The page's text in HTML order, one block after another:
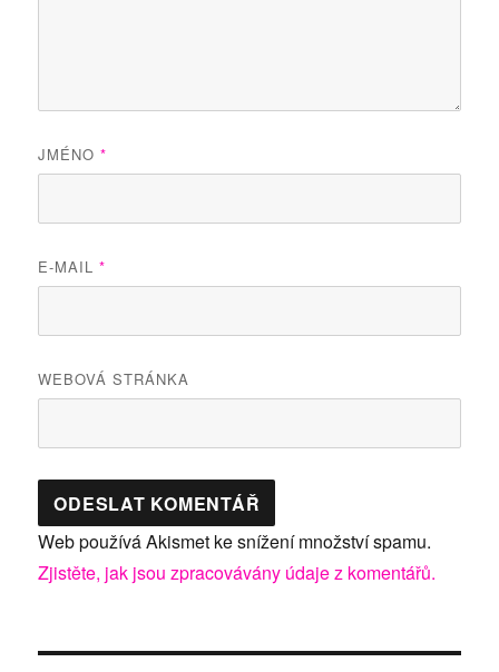
JMÉNO*
E-MAIL*
WEBOVÁ STRÁNKA
Web používá Akismet ke snížení množství spamu.
Zjistěte, jak jsou zpracovávány údaje z komentářů.